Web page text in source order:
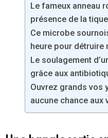
Le fameux anneau
présence de la tique
Ce microbe
heure pour détruire
Le soulagement
grâce aux
Ouvrez grands vos
aucune chance